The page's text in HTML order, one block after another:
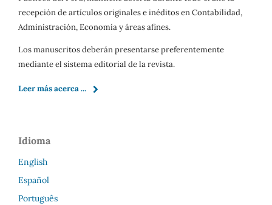
recepción de artículos originales e inéditos en Contabilidad,
Administración, Economía y áreas afines.
Los manuscritos deberán presentarse preferentemente
mediante el sistema editorial de la revista.
Leer más acerca ...
Idioma
English
Español
Português